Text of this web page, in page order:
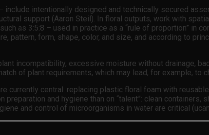
include intentionally designed and technically secured
support (Aaron Steil). In floral outputs, work with
as 3:5:8 – used in practice as a “rule of proportion” in
pattern, form, shape, color, and size, and according to
incompatibility, excessive moisture without drainage,
of plant requirements, which may lead, for example,
currently central: replacing plastic floral foam with
and hygiene than on “talent”: clean
and control of microorganisms in water are critical